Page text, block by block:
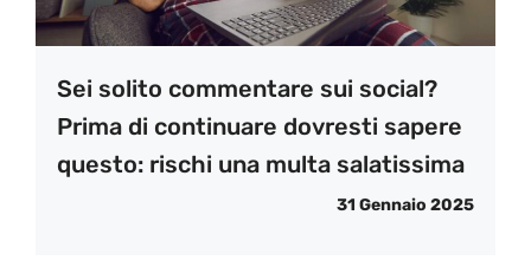
Sei solito commentare sui social?
Prima di continuare dovresti sapere
questo: rischi una multa salatissima
31 Gennaio 2025